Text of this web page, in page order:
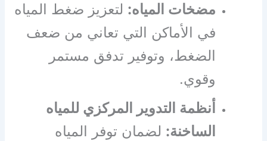
مضخات المياه: لتعزيز ضغط المياه
في الأماكن التي تعاني من ضعف
الضغط، وتوفير تدفق مستمر
وقوي.
أنظمة التدوير المركزي للمياه
الساخنة: لضمان توفر المياه